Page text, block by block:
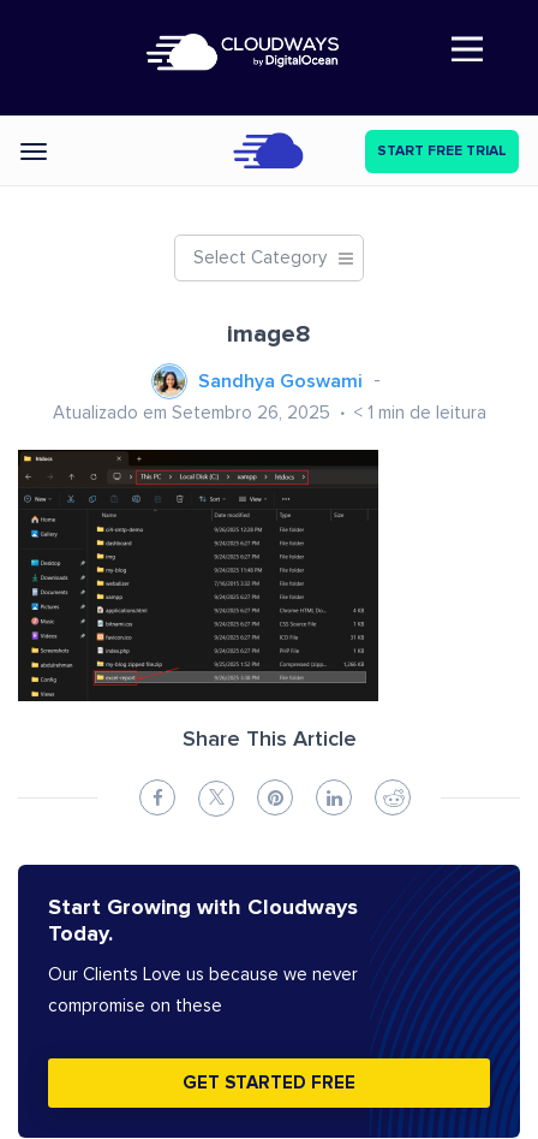
Abre a navegação
Categories START FREE TRIAL
Select Category
image8
Sandhya Goswami
Atualizado em Setembro 26, 2025 < 1 min de leitura
Share This Article
Start Growing with Cloudways
Today.
Our Clients Love us because we never
compromise on these
GET STARTED FREE